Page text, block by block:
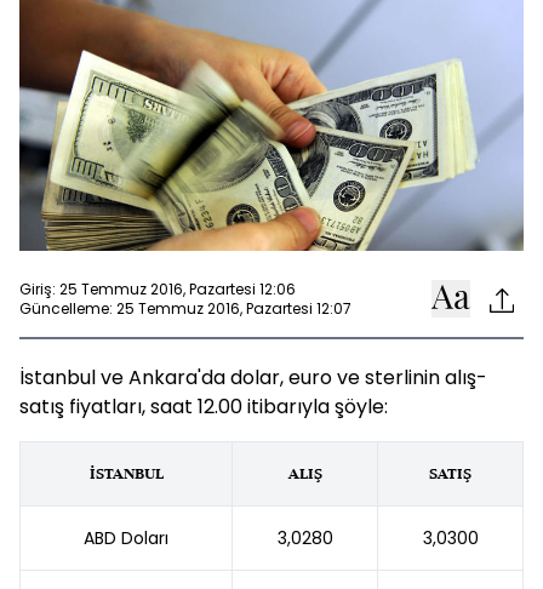
Giriş: 25 Temmuz 2016, Pazartesi 12:06
Güncelleme: 25 Temmuz 2016, Pazartesi 12:07
İstanbul ve Ankara'da dolar, euro ve sterlinin alış-
satış fiyatları, saat 12.00 itibarıyla şöyle:
İSTANBUL ALIŞ SATIŞ
ABD Doları 3,0280 3,0300